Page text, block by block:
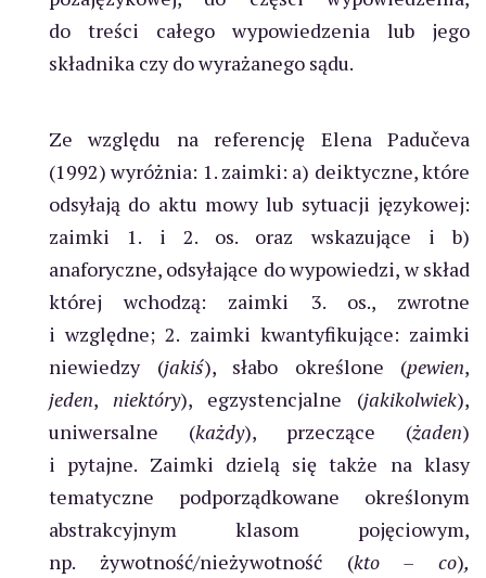
do treści całego wypowiedzenia lub jego
składnika czy do wyrażanego sądu.
Ze względu na referencję Elena Padučeva
(1992) wyróżnia: 1. zaimki: a) deiktyczne, które
odsyłają do aktu mowy lub sytuacji językowej:
zaimki 1. i 2. os. oraz wskazujące i b)
anaforyczne, odsyłające do wypowiedzi, w skład
której wchodzą: zaimki 3. os., zwrotne
i względne; 2. zaimki kwantyfikujące: zaimki
niewiedzy (jakiś), słabo określone (pewien,
jeden, niektóry), egzystencjalne (jakikolwiek),
uniwersalne (każdy), przeczące (żaden)
i pytajne. Zaimki dzielą się także na klasy
tematyczne podporządkowane określonym
abstrakcyjnym klasom pojęciowym,
np. żywotność/nieżywotność (kto – co),